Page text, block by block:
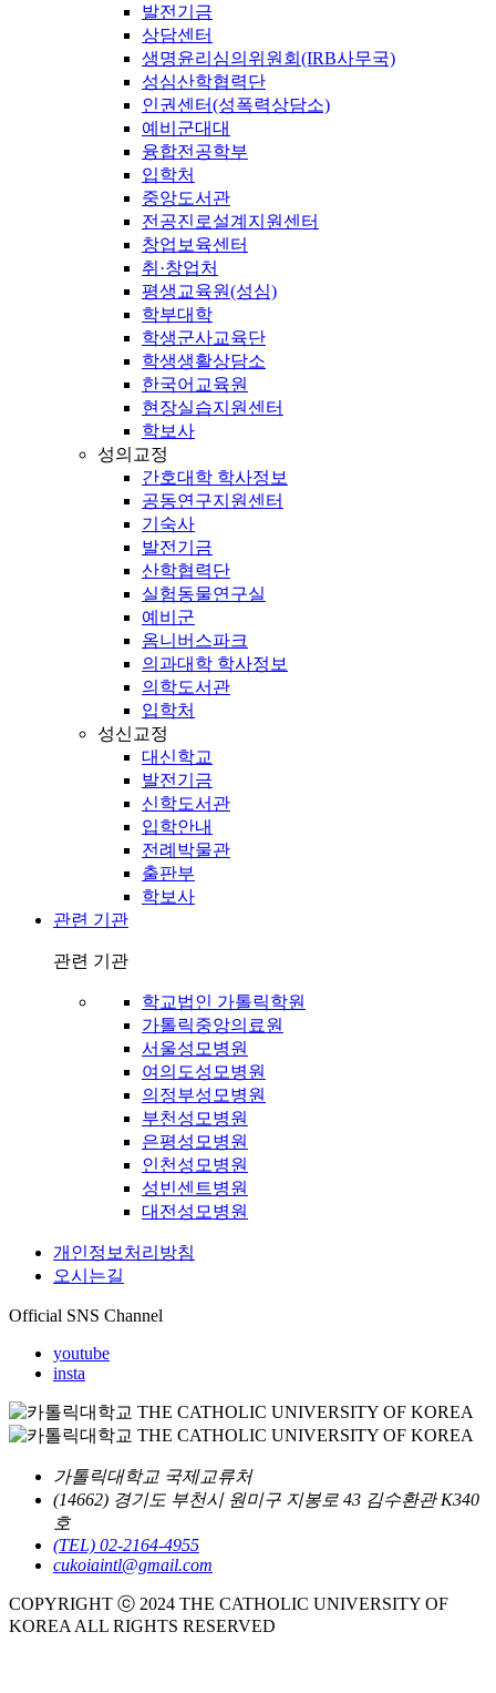
발전기금
상담센터
생명윤리심의위원회(IRB사무국)
성심산학협력단
인권센터(성폭력상담소)
예비군대대
융합전공학부
입학처
중앙도서관
전공진로설계지원센터
창업보육센터
취·창업처
평생교육원(성심)
학부대학
학생군사교육단
학생생활상담소
한국어교육원
현장실습지원센터
학보사
성의교정
간호대학 학사정보
공동연구지원센터
기숙사
발전기금
산학협력단
실험동물연구실
예비군
옴니버스파크
의과대학 학사정보
의학도서관
입학처
성신교정
대신학교
발전기금
신학도서관
입학안내
전례박물관
출판부
학보사
관련 기관
관련 기관
학교법인 가톨릭학원
가톨릭중앙의료원
서울성모병원
여의도성모병원
의정부성모병원
부천성모병원
은평성모병원
인천성모병원
성빈센트병원
대전성모병원
개인정보처리방침
오시는길
Official SNS Channel
youtube
insta
가톨릭대학교 국제교류처
(14662) 경기도 부천시 원미구 지봉로 43 김수환관 K340
호
(TEL) 02-2164-4955
cukoiaintl@gmail.com
COPYRIGHT ⓒ 2024 THE CATHOLIC UNIVERSITY OF
KOREA ALL RIGHTS RESERVED